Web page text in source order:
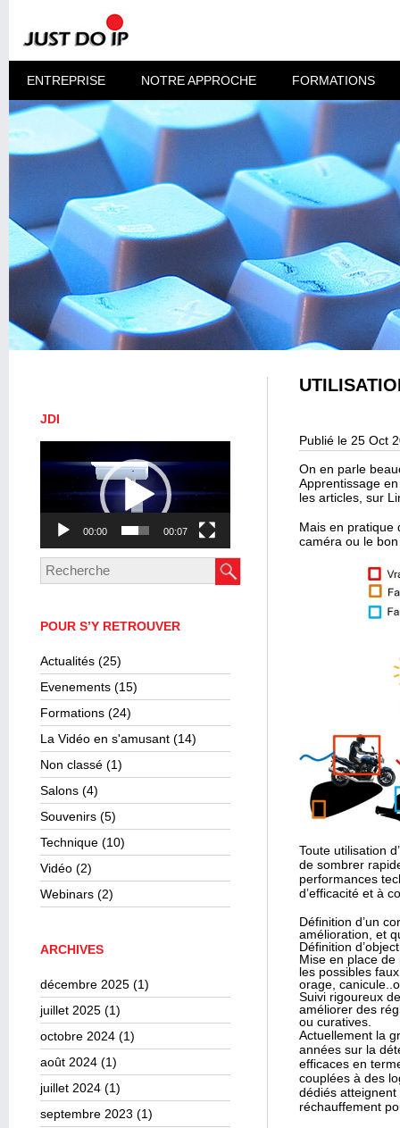
ENTREPRISE NOTRE APPROCHE FORMATIONS
JDI
vidéo
00:00 00:07
POUR S’Y RETROUVER
Actualités (25)
Evenements (15)
Formations (24)
La Vidéo en s'amusant (14)
Non classé (1)
Salons (4)
Souvenirs (5)
Technique (10)
Vidéo (2)
Webinars (2)
ARCHIVES
décembre 2025 (1)
juillet 2025 (1)
octobre 2024 (1)
août 2024 (1)
juillet 2024 (1)
septembre 2023 (1)
Publié le 25 Oct
On en parle
Apprentissage
les articles, sur
Mais en pratique
caméra ou le
Toute utilisation
de sombrer
performances
d’efficacité et à
Définition d’un
amélioration, et
Définition
Mise en place
les possibles
orage,
Suivi rigoureux
améliorer des
ou curatives.
Actuellement la
années sur la
efficaces en
couplées à des
dédiés
réchauffement